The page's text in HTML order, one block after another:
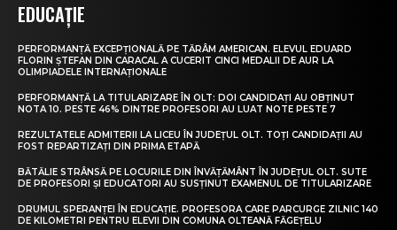
EDUCAȚIE
PERFORMANȚĂ EXCEPȚIONALĂ PE TĂRÂM AMERICAN. ELEVUL EDUARD
FLORIN ȘTEFAN DIN CARACAL A CUCERIT CINCI MEDALII DE AUR LA
OLIMPIADELE INTERNAȚIONALE
PERFORMANȚĂ LA TITULARIZARE ÎN OLT: DOI CANDIDAȚI AU OBȚINUT
NOTA 10. PESTE 46% DINTRE PROFESORI AU LUAT NOTE PESTE 7
REZULTATELE ADMITERII LA LICEU ÎN JUDEȚUL OLT. TOȚI CANDIDAȚII AU
FOST REPARTIZAȚI DIN PRIMA ETAPĂ
BĂTĂLIE STRÂNSĂ PE LOCURILE DIN ÎNVĂȚĂMÂNT ÎN JUDEȚUL OLT. SUTE
DE PROFESORI ȘI EDUCATORI AU SUSȚINUT EXAMENUL DE TITULARIZARE
DRUMUL SPERANȚEI ÎN EDUCAȚIE. PROFESORA CARE PARCURGE ZILNIC 140
DE KILOMETRI PENTRU ELEVII DIN COMUNA OLTEANĂ FĂGEȚELU